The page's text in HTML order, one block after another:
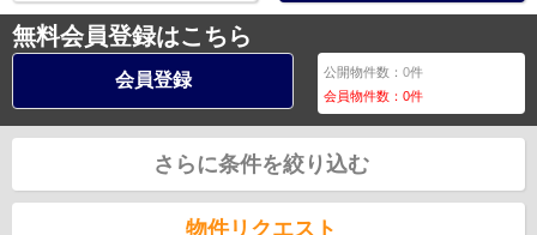
無料会員登録はこちら
会員登録 公開物件数：0件
会員物件数：0件
さらに条件を絞り込む
物件リクエスト